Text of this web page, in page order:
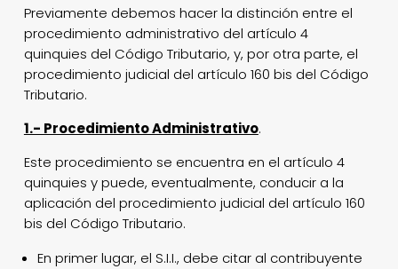
Previamente debemos hacer la distinción entre el
procedimiento administrativo del artículo 4
quinquies del Código Tributario, y, por otra parte, el
procedimiento judicial del artículo 160 bis del Código
Tributario.
1.- Procedimiento Administrativo.
Este procedimiento se encuentra en el artículo 4
quinquies y puede, eventualmente, conducir a la
aplicación del procedimiento judicial del artículo 160
bis del Código Tributario.
En primer lugar, el S.I.I., debe citar al contribuyente